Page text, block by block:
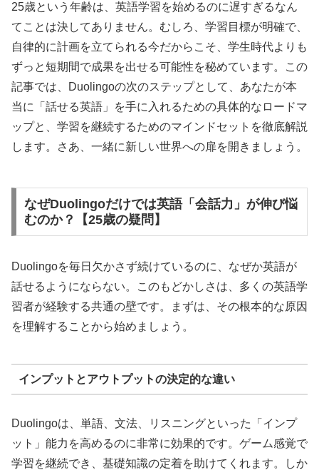
25歳という年齢は、英語学習を始めるのに遅すぎるなん
てことは決してありません。むしろ、学習目標が明確で、
自律的に計画を立てられる今だからこそ、学生時代よりも
ずっと短期間で成果を出せる可能性を秘めています。この
記事では、Duolingoの次のステップとして、あなたが本
当に「話せる英語」を手に入れるための具体的なロードマ
ップと、学習を継続するためのマインドセットを徹底解説
します。さあ、一緒に新しい世界への扉を開きましょう。
なぜDuolingoだけでは英語「会話力」が伸び悩
むのか？【25歳の疑問】
Duolingoを毎日欠かさず続けているのに、なぜか英語が
話せるようにならない。このもどかしさは、多くの英語学
習者が経験する共通の壁です。まずは、その根本的な原因
を理解することから始めましょう。
インプットとアウトプットの決定的な違い
Duolingoは、単語、文法、リスニングといった「インプ
ット」能力を高めるのに非常に効果的です。ゲーム感覚で
学習を継続でき、基礎知識の定着を助けてくれます。しか